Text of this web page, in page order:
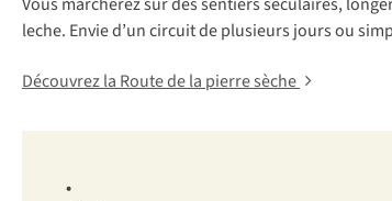
leche. Envie d’un circuit de plusieurs jours ou
Découvrez la Route de la pierre sèche
•